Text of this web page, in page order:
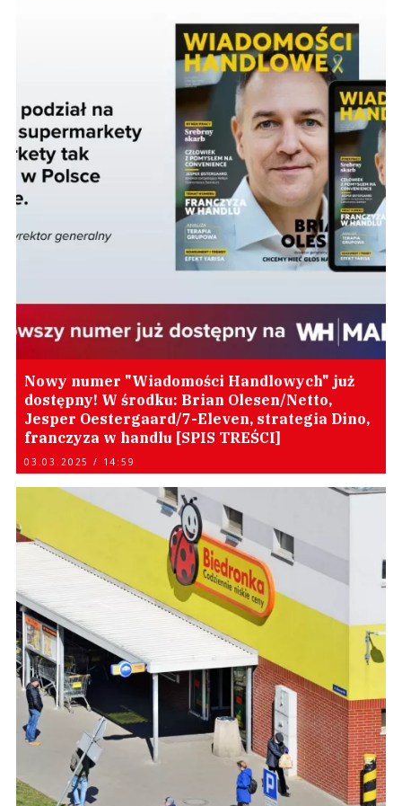
Nowy numer "Wiadomości Handlowych" już
dostępny! W środku: Brian Olesen/Netto,
Jesper Oestergaard/7-Eleven, strategia Dino,
franczyza w handlu [SPIS TREŚCI]
03.03.2025 / 14:59